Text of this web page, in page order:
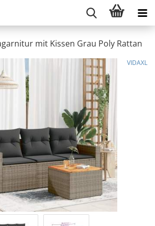
mit Kissen Grau Poly Rattan
VIDAXL